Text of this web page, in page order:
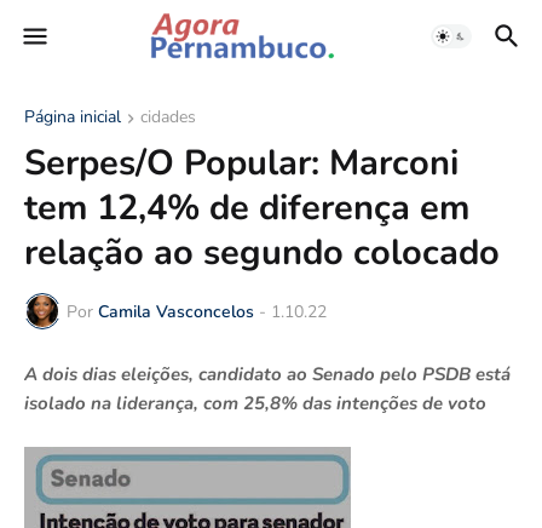
Página inicial cidades
Serpes/O Popular: Marconi
tem 12,4% de diferença em
relação ao segundo colocado
Por Camila Vasconcelos - 1.10.22
A dois dias eleições, candidato ao Senado pelo PSDB está
isolado na liderança, com 25,8% das intenções de voto